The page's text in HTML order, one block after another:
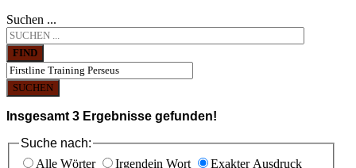
Suchen ...
FIND
SUCHEN
Insgesamt 3 Ergebnisse gefunden!
Suche nach:
Alle Wörter
Irgendein Wort
Exakter Ausdruck